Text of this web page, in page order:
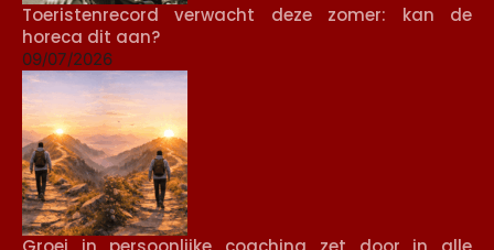
Toeristenrecord verwacht deze zomer: kan de
horeca dit aan?
09/07/2026